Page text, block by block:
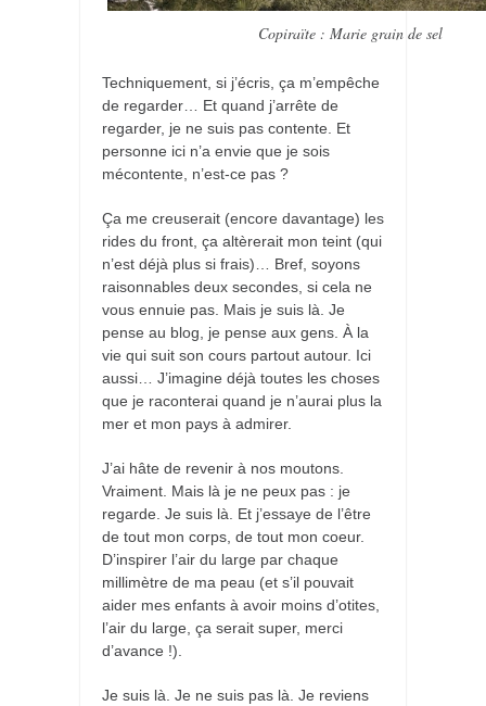
Copiraïte : Marie grain de sel
Techniquement, si j’écris, ça m’empêche
de regarder… Et quand j’arrête de
regarder, je ne suis pas contente. Et
personne ici n’a envie que je sois
mécontente, n’est-ce pas ?
Ça me creuserait (encore davantage) les
rides du front, ça altèrerait mon teint (qui
n’est déjà plus si frais)… Bref, soyons
raisonnables deux secondes, si cela ne
vous ennuie pas. Mais je suis là. Je
pense au blog, je pense aux gens. À la
vie qui suit son cours partout autour. Ici
aussi… J’imagine déjà toutes les choses
que je raconterai quand je n’aurai plus la
mer et mon pays à admirer.
J’ai hâte de revenir à nos moutons.
Vraiment. Mais là je ne peux pas : je
regarde. Je suis là. Et j’essaye de l’être
de tout mon corps, de tout mon coeur.
D’inspirer l’air du large par chaque
millimètre de ma peau (et s’il pouvait
aider mes enfants à avoir moins d’otites,
l’air du large, ça serait super, merci
d’avance !).
Je suis là. Je ne suis pas là. Je reviens